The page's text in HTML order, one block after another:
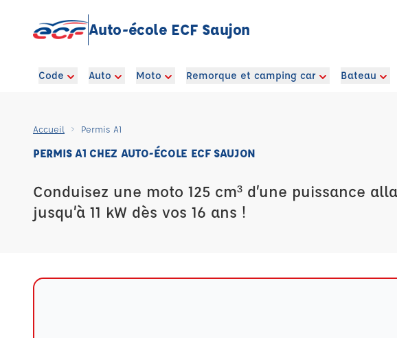
Auto-école ECF Saujon
Code Auto Moto Remorque et camping car Bateau
Accueil Permis A1
PERMIS A1 CHEZ AUTO-ÉCOLE ECF SAUJON
Conduisez une moto 125 cm³ d’une puissance
jusqu’à 11 kW dès vos 16 ans !